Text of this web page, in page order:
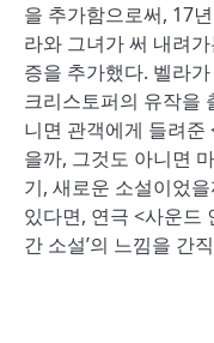
을 추가함으로써, 17
라와 그녀가 써 내려
증을 추가했다. 벨라
크리스토퍼의 유작을
니면 관객에게 들려준
을까, 그것도 아니면
기, 새로운 소설이었
있다면, 연극 <사운드
간 소설’의 느낌을 간